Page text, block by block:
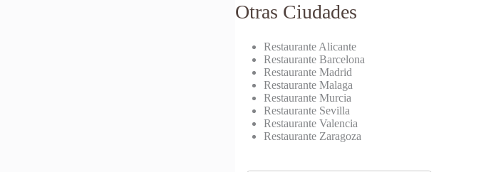
Otras Ciudades
Restaurante Alicante
Restaurante Barcelona
Restaurante Madrid
Restaurante Malaga
Restaurante Murcia
Restaurante Sevilla
Restaurante Valencia
Restaurante Zaragoza